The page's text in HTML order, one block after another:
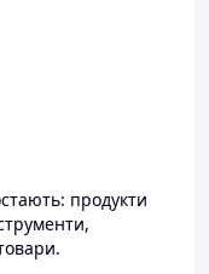
продукти